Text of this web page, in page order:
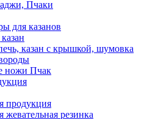
Пчаки
для казанов
казан с крышкой, шумовка
ножи Пчак
продукция
жевательная резинка